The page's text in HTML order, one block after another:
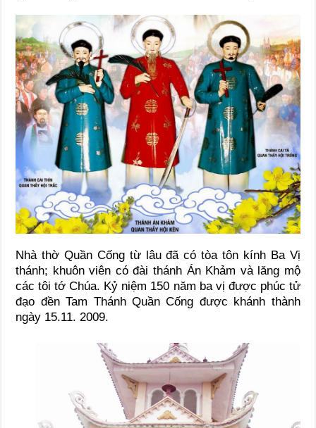
Nhà thờ Quần Cống từ lâu đã có tòa tôn kính Ba Vị
thánh; khuôn viên có đài thánh Án Khảm và lăng mộ
các tôi tớ Chúa. Kỷ niệm 150 năm ba vị được phúc tử
đạo đền Tam Thánh Quần Cống được khánh thành
ngày 15.11. 2009.